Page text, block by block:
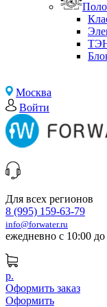
Москва
Войти
Для всех регионов
8 (995) 159-63-79
info@forwater.ru
ежедневно с 10:00 до
р.
Оформить заказ
Оформить